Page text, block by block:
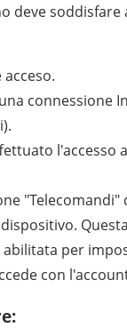
deve soddisfare
acceso.
connessione
l'accesso
"Telecomandi"
per
con